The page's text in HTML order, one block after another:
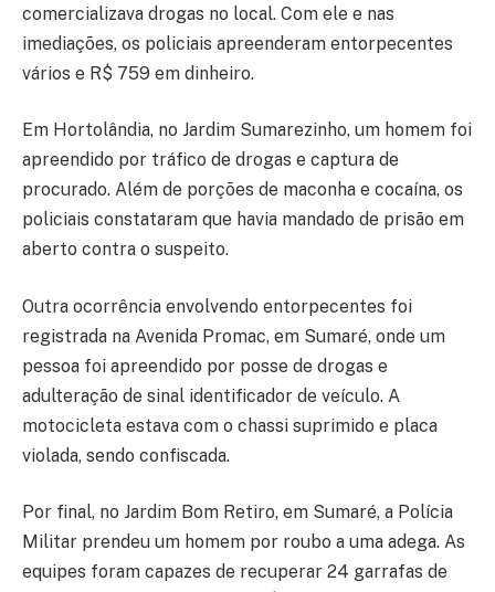
comercializava drogas no local. Com ele e nas
imediações, os policiais apreenderam entorpecentes
vários e R$ 759 em dinheiro.
Em Hortolândia, no Jardim Sumarezinho, um homem foi
apreendido por tráfico de drogas e captura de
procurado. Além de porções de maconha e cocaína, os
policiais constataram que havia mandado de prisão em
aberto contra o suspeito.
Outra ocorrência envolvendo entorpecentes foi
registrada na Avenida Promac, em Sumaré, onde um
pessoa foi apreendido por posse de drogas e
adulteração de sinal identificador de veículo. A
motocicleta estava com o chassi suprimido e placa
violada, sendo confiscada.
Por final, no Jardim Bom Retiro, em Sumaré, a Polícia
Militar prendeu um homem por roubo a uma adega. As
equipes foram capazes de recuperar 24 garrafas de